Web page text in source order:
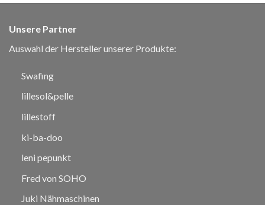
Unsere Partner
Auswahl der Hersteller unserer Produkte:
Swafing
lillesol&pelle
lillestoff
ki-ba-doo
leni pepunkt
Fred von SOHO
Juki Nähmaschinen